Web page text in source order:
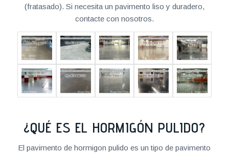
(fratasado). Si necesita un pavimento liso y duradero,
contacte con nosotros.
¿QUÉ ES EL HORMIGÓN PULIDO?
El pavimento de hormigon pulido es un tipo de pavimento